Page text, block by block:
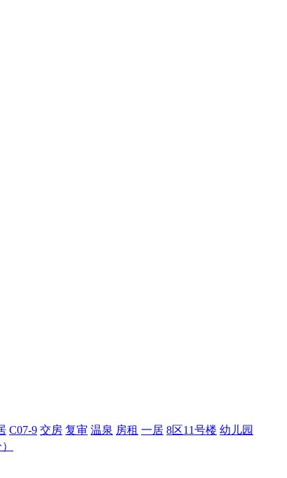
C07-9 交房 复审 温泉 房租 一居 8区11号楼 幼儿园